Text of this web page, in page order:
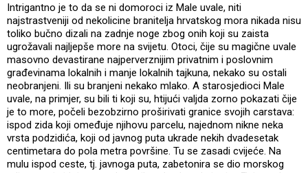
Intrigantno je to da se ni domoroci iz Male uvale, niti
najstrastveniji od nekolicine branitelja hrvatskog mora nikada nisu
toliko bučno dizali na zadnje noge zbog onih koji su zaista
ugrožavali najljepše more na svijetu. Otoci, čije su magične uvale
masovno devastirane najperverznijim privatnim i poslovnim
građevinama lokalnih i manje lokalnih tajkuna, nekako su ostali
neobranjeni. Ili su branjeni nekako mlako. A starosjedioci Male
uvale, na primjer, su bili ti koji su, htijući valjda zorno pokazati čije
je to more, počeli bezobzirno proširivati granice svojih carstava:
ispod zida koji omeđuje njihovu parcelu, najednom nikne neka
vrsta podzidića, koji od javnog puta ukrade nekih dvadesetak
centimetara do pola metra površine. Tu se zasadi cvijeće. Na
mulu ispod ceste, tj. javnoga puta, zabetonira se dio morskog